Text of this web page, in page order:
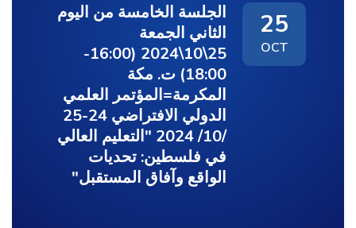
25
OCT
الجلسة الخامسة من اليوم
الثاني الجمعة
25\10\2024 (16:00-
18:00) ت. مكة
المكرمة=المؤتمر العلمي
الدولي الافتراضي 24-25
/10/ 2024 "التعليم العالي
في فلسطين: تحديات
الواقع وآفاق المستقبل"